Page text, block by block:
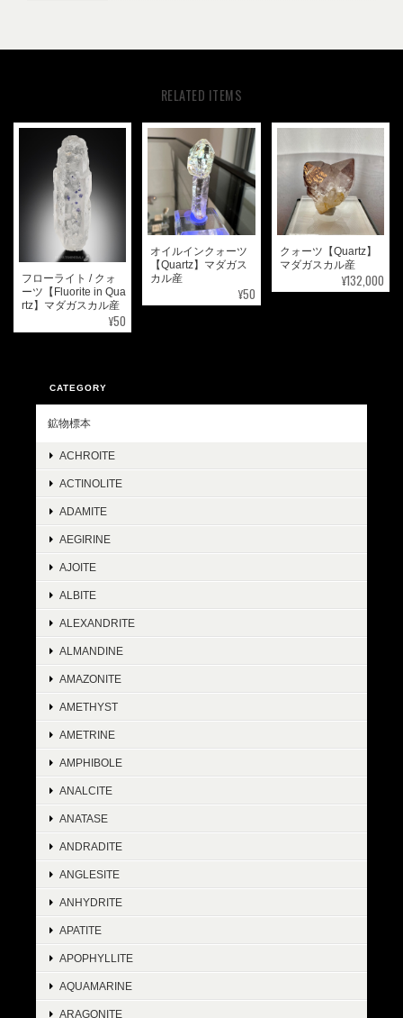
RELATED ITEMS
フローライト / クォ
ーツ【Fluorite in Qua
rtz】マダガスカル産
¥50
オイルインクォーツ
【Quartz】マダガス
カル産
¥50
クォーツ【Quartz】
マダガスカル産
¥132,000
CATEGORY
鉱物標本
ACHROITE
ACTINOLITE
ADAMITE
AEGIRINE
AJOITE
ALBITE
ALEXANDRITE
ALMANDINE
AMAZONITE
AMETHYST
AMETRINE
AMPHIBOLE
ANALCITE
ANATASE
ANDRADITE
ANGLESITE
ANHYDRITE
APATITE
APOPHYLLITE
AQUAMARINE
ARAGONITE